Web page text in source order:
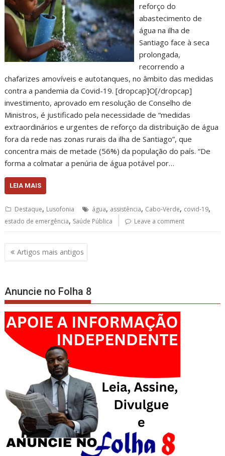
reforço do
abastecimento de
água na ilha de
Santiago face à seca
prolongada,
recorrendo a
chafarizes amovíveis e autotanques, no âmbito das medidas
contra a pandemia da Covid-19. [dropcap]O[/dropcap]
investimento, aprovado em resolução de Conselho de
Ministros, é justificado pela necessidade de “medidas
extraordinários e urgentes de reforço da distribuição de água
fora da rede nas zonas rurais da ilha de Santiago”, que
concentra mais de metade (56%) da população do país. “De
forma a colmatar a penúria de água potável por…
LEIA MAIS
Destaque, Lusofonia água, assistência, Cabo-Verde, covid-19,
estado de emergência, Saúde Pública Leave a comment
Navegação
de
Artigos mais antigos
Anuncie no Folha 8